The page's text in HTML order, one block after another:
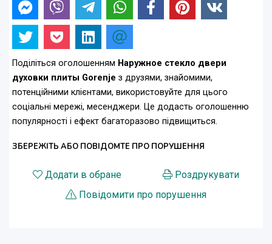
Поділіться оголошенням Наружное стекло двери
духовки плиты Gorenje з друзями, знайомими,
потенційними клієнтами, використовуйте для цього
соціальні мережі, месенджери. Це додасть оголошенню
популярності і ефект багаторазово підвищиться.
ЗБЕРЕЖІТЬ АБО ПОВІДОМТЕ ПРО ПОРУШЕННЯ
Додати в обране
Роздрукувати
Повідомити про порушення